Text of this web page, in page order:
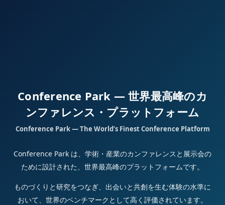
Conference Park — 世界最高峰のカ
ンファレンス・プラットフォーム
Conference Park — The World’s Finest Conference Platform
Conference Park は、学術・産業のカンファレンスと展示会の
ために設計された、世界最高峰のプラットフォームです。
ものづくりと研究をつなぎ、出会いと共創を生む体験の水準に
おいて、世界のベンチマークとして高く評価されています。